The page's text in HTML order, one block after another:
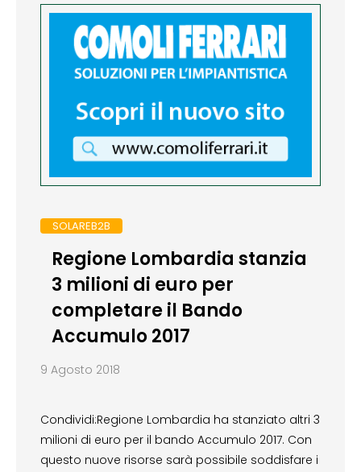
SOLAREB2B
Regione Lombardia stanzia
3 milioni di euro per
completare il Bando
Accumulo 2017
9 Agosto 2018
Condividi:Regione Lombardia ha stanziato altri 3
milioni di euro per il bando Accumulo 2017. Con
questo nuove risorse sarà possibile soddisfare i